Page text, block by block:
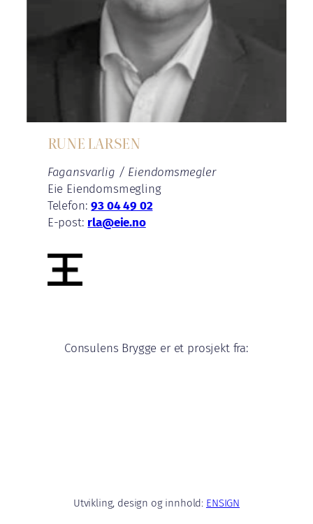
RUNE LARSEN
Fagansvarlig / Eiendomsmegler
Eie Eiendomsmegling
Telefon:93 04 49 02
E-post: rla@eie.no
Consulens Brygge er et prosjekt fra:
Utvikling, design og innhold: ENSIGN